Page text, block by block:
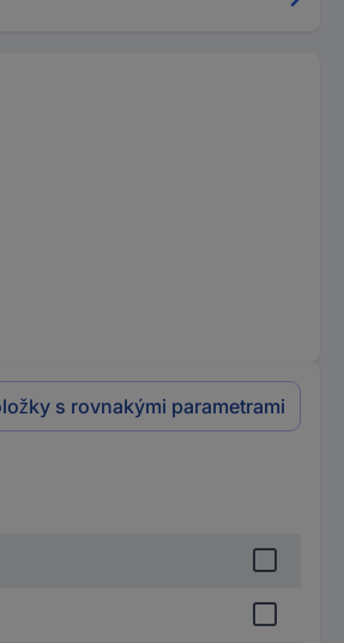
s rovnakými parametrami